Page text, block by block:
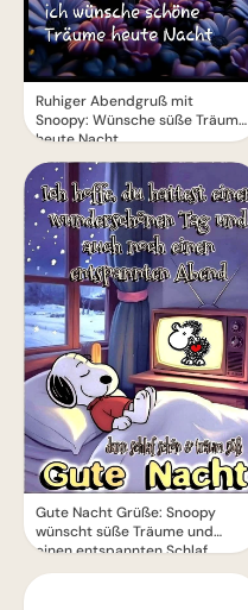
Ruhiger Abendgruß mit
Snoopy: Wünsche süße Träume
heute Nacht
Gute Nacht Grüße: Snoopy
wünscht süße Träume und
einen entspannten Schlaf